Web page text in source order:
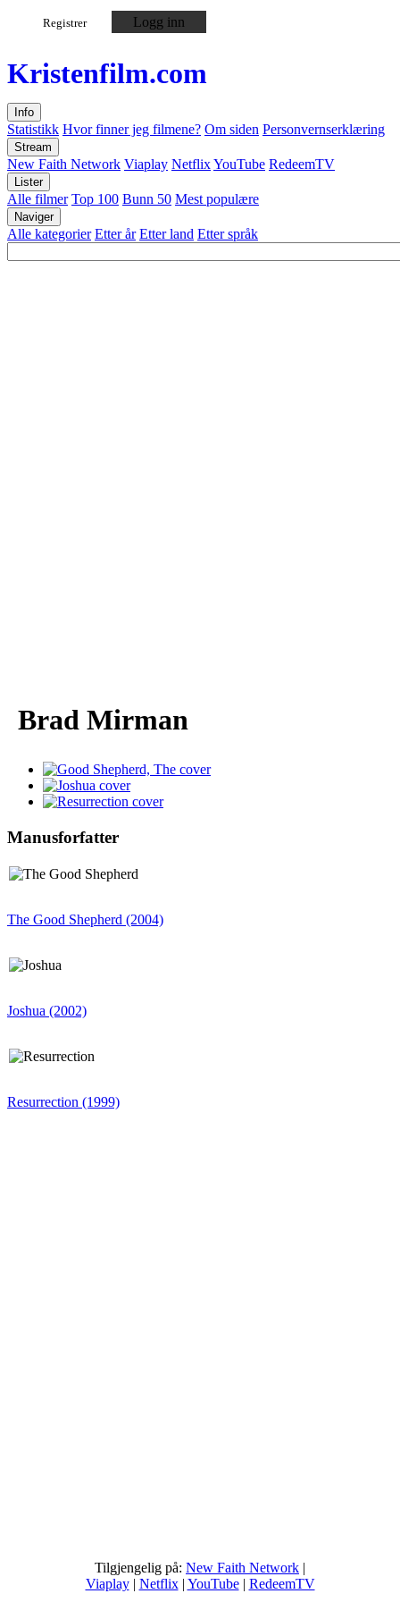
Registrer Logg inn
Kristenfilm.com
Info
Statistikk Hvor finner jeg filmene? Om siden Personvernserklæring
Stream
New Faith Network Viaplay NetflixYouTube RedeemTV
Lister
Alle filmer Top 100 Bunn 50 Mest populære
Naviger
Alle kategorier Etter år Etter land Etter språk
Brad Mirman
Manusforfatter
The Good Shepherd (2004)
Joshua (2002)
Resurrection (1999)
Tilgjengelig på: New Faith Network |
Viaplay| Netflix| YouTube| RedeemTV